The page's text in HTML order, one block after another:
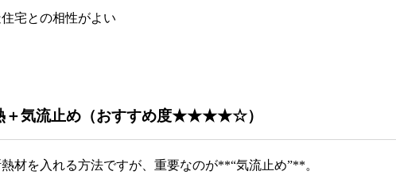
宅との相性がよい
＋気流止め（おすすめ度★★★★☆）
材を入れる方法ですが、重要なのが**“気流止め”**。